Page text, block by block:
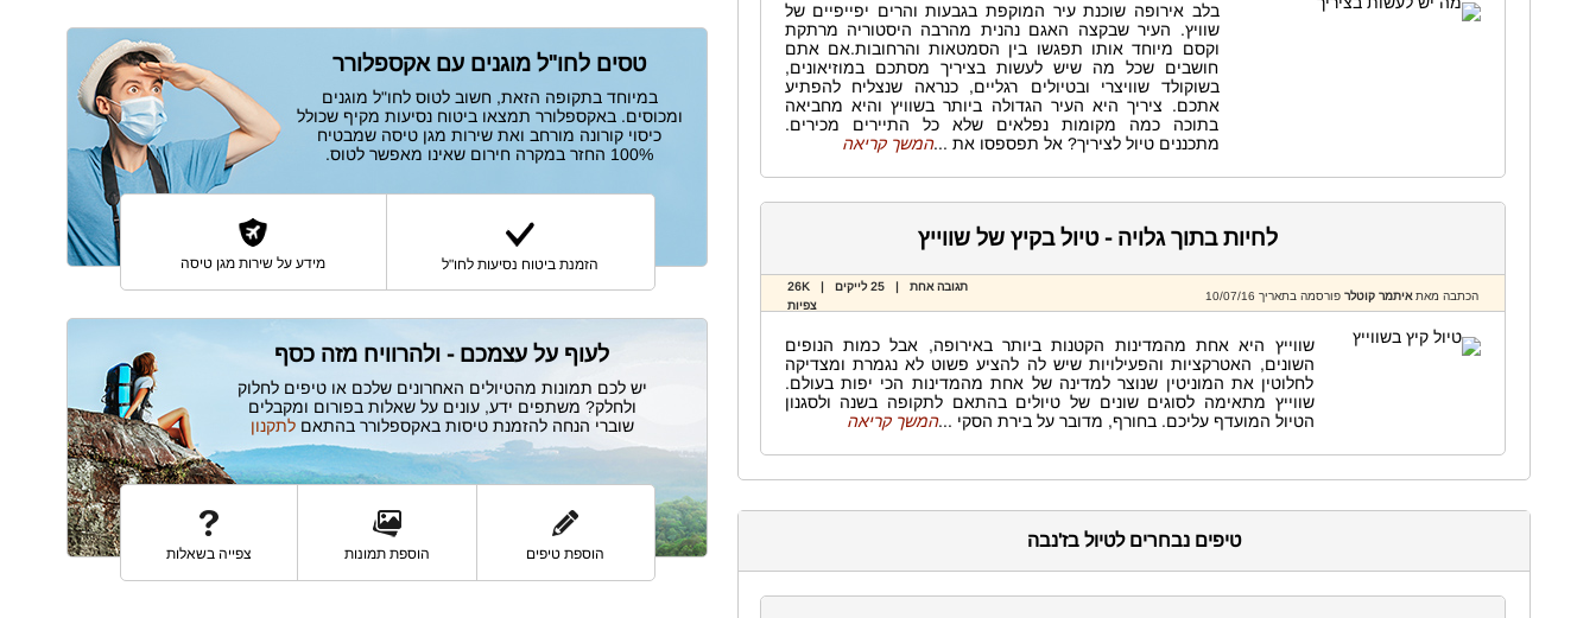
בלב אירופה שוכנת עיר המוקפת בגבעות והרים יפייפיים של
שוויץ. העיר שבקצה האגם נהנית מהרבה היסטוריה מרתקת
וקסם מיוחד אותו תפגשו בין הסמטאות והרחובות.אם אתם
חושבים שכל מה שיש לעשות בציריך מסתכם במוזיאונים,
בשוקולד שוויצרי ובטיולים רגליים, כנראה שנצליח להפתיע
אתכם. ציריך היא העיר הגדולה ביותר בשוויץ והיא מחביאה
בתוכה כמה מקומות נפלאים שלא כל התיירים מכירים.
מתכננים טיול לציריך? אל תפספסו את ...המשך קריאה
לחיות בתוך גלויה - טיול בקיץ של שווייץ
הכתבה מאתאיתמר קוטלר פורסמה בתאריך 10/07/16
תגובה אחת | 25 לייקים | 26K
צפיות
שווייץ היא אחת מהמדינות הקטנות ביותר באירופה, אבל כמות הנופים
השונים, האטרקציות והפעילויות שיש לה להציע פשוט לא נגמרת ומצדיקה
לחלוטין את המוניטין שנוצר למדינה של אחת מהמדינות הכי יפות בעולם.
שווייץ מתאימה לסוגים שונים של טיולים בהתאם לתקופה בשנה ולסגנון
הטיול המועדף עליכם. בחורף, מדובר על בירת הסקי ...המשך קריאה
טיפים נבחרים לטיול בז'נבה
הזמנת ביטוח נסיעות לחו"ל מידע על שירות מגן טיסה
טסים לחו"ל מוגנים עם אקספלורר
במיוחד בתקופה הזאת, חשוב לטוס לחו"ל מוגנים
ומכוסים. באקספלורר תמצאו ביטוח נסיעות מקיף שכולל
כיסוי קורונה מורחב ואת שירות מגן טיסה שמבטיח
100% החזר במקרה חירום שאינו מאפשר לטוס.
הוספת טיפים הוספת תמונות צפייה בשאלות
לעוף על עצמכם - ולהרוויח מזה כסף
יש לכם תמונות מהטיולים האחרונים שלכם או טיפים לחלוק
ולחלק? משתפים ידע, עונים על שאלות בפורום ומקבלים
שוברי הנחה להזמנת טיסות באקספלורר בהתאםלתקנון